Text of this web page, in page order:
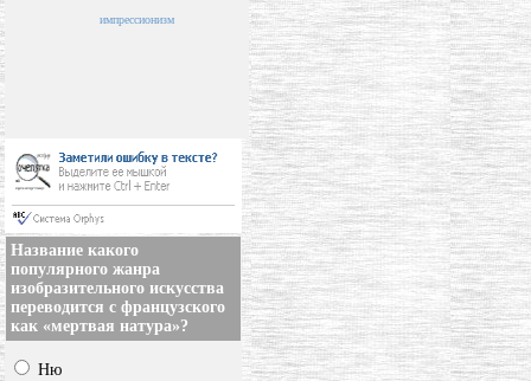
импрессионизм
Название какого
популярного жанра
изобразительного искусства
переводится с французского
как «мертвая натура»?
Ню